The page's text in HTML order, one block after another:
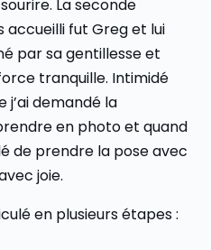
La seconde
accueilli fut Greg et lui
par sa gentillesse et
tranquille. Intimidé
j’ai demandé la
en photo et quand
de prendre la pose avec
joie.
en plusieurs étapes :